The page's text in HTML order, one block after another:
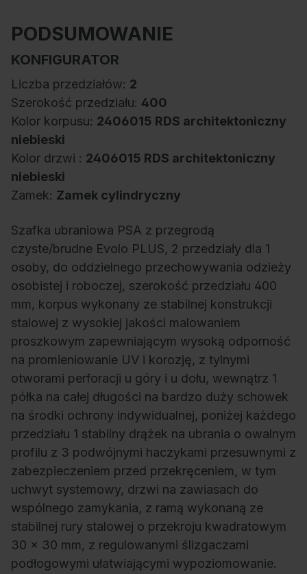
PODSUMOWANIE
KONFIGURATOR
Liczba przedziałów: 2
Szerokość przedziału: 400
Kolor korpusu: 2406015 RDS architektoniczny
niebieski
Kolor drzwi : 2406015 RDS architektoniczny
niebieski
Zamek: Zamek cylindryczny
Szafka ubraniowa PSA z przegrodą
czyste/brudne Evolo PLUS, 2 przedziały dla 1
osoby, do oddzielnego przechowywania odzieży
osobistej i roboczej, szerokość przedziału 400
mm, korpus wykonany ze stabilnej konstrukcji
stalowej z wysokiej jakości malowaniem
proszkowym zapewniającym wysoką odporność
na promieniowanie UV i korozję, z tylnymi
otworami perforacji u góry i u dołu, wewnątrz 1
półka na całej długości na bardzo duży schowek
na środki ochrony indywidualnej, poniżej każdego
przedziału 1 stabilny drążek na ubrania o owalnym
profilu z 3 podwójnymi haczykami przesuwnymi z
zabezpieczeniem przed przekręceniem, w tym
uchwyt systemowy, drzwi na zawiasach do
wspólnego zamykania, z ramą wykonaną ze
stabilnej rury stalowej o przekroju kwadratowym
30 x 30 mm, z regulowanymi ślizgaczami
podłogowymi ułatwiającymi wypoziomowanie.